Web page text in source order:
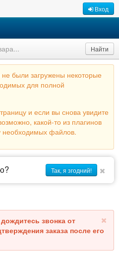
Вход
были загружены некоторые
для полной
и если вы снова увидите
какой-то из плагинов
необходимых файлов.
Так, я згодний!
звонка от
заказа после его